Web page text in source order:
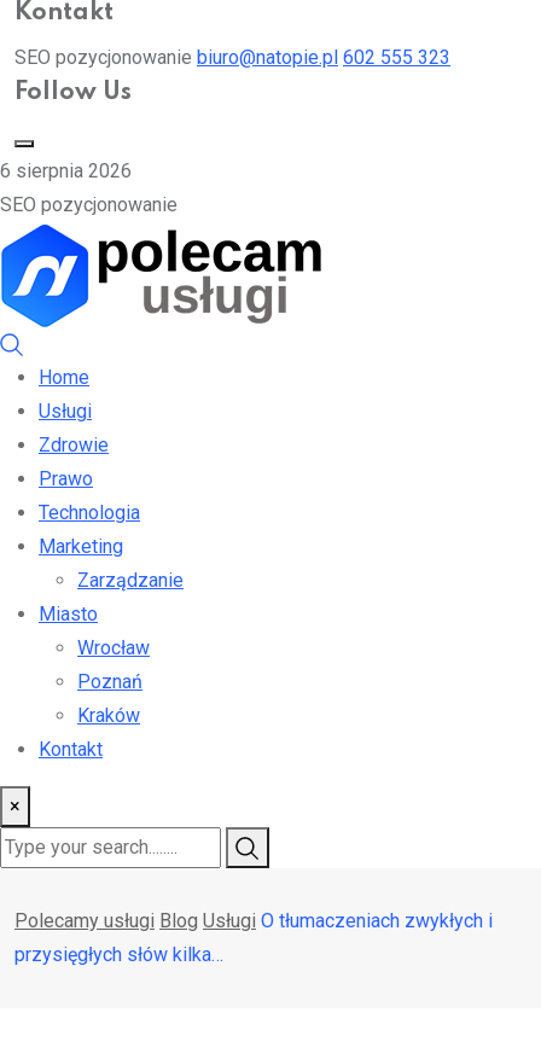
Kontakt
SEO pozycjonowanie biuro@natopie.pl 602 555 323
Follow Us
6 sierpnia 2026
SEO pozycjonowanie
Home
Usługi
Zdrowie
Prawo
Technologia
Marketing
Zarządzanie
Miasto
Wrocław
Poznań
Kraków
Kontakt
×
Polecamy usługi Blog Usługi O tłumaczeniach zwykłych i
przysięgłych słów kilka…